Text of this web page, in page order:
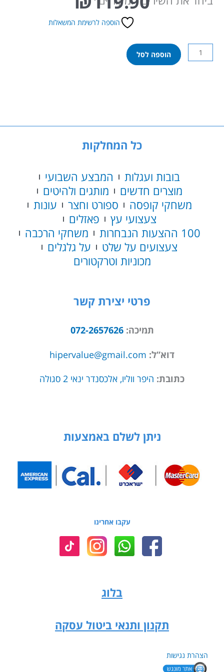
הוספה לרשימת המשאלות
כמות
של
ארנבת
הוספה לסל
כל המחלקות
בובות ועגלות
המבצע השבועי
מוצרים חדשים
מותגים ולהיטים
משחקי קופסה
ספורט וחצר
עונות
צעצועי עץ
פאזלים
100 ההצעות הנבחרות
משחקי הרכבה
צעצועים על שלט
על גלגלים
מכוניות וטרקטורים
פרטי יצירת קשר
תמיכה:072-2657626
דוא”ל: hipervalue@gmail.com
כתובת: היפר ווליו, אלכסנדר ינאי 2 סגולה
ניתן לשלם באמצעות
עקבו אחרינו
בלוג
תקנון ותנאי ביטול עסקה
הצהרת נגישות